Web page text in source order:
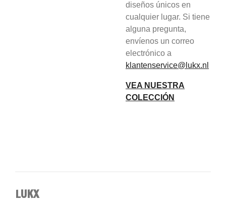
diseños únicos en
cualquier lugar. Si tiene
alguna pregunta,
envíenos un correo
electrónico a
klantenservice@lukx.nl
VEA NUESTRA
COLECCIÓN
LUKX